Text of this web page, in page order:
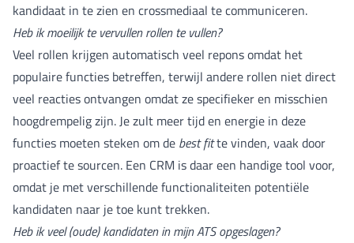
kandidaat in te zien en crossmediaal te communiceren.
Heb ik moeilijk te vervullen rollen te vullen?
Veel rollen krijgen automatisch veel repons omdat het
populaire functies betreffen, terwijl andere rollen niet direct
veel reacties ontvangen omdat ze specifieker en misschien
hoogdrempelig zijn. Je zult meer tijd en energie in deze
functies moeten steken om de best fitte vinden, vaak door
proactief te sourcen. Een CRM is daar een handige tool voor,
omdat je met verschillende functionaliteiten potentiële
kandidaten naar je toe kunt trekken.
Heb ik veel (oude) kandidaten in mijn ATS opgeslagen?